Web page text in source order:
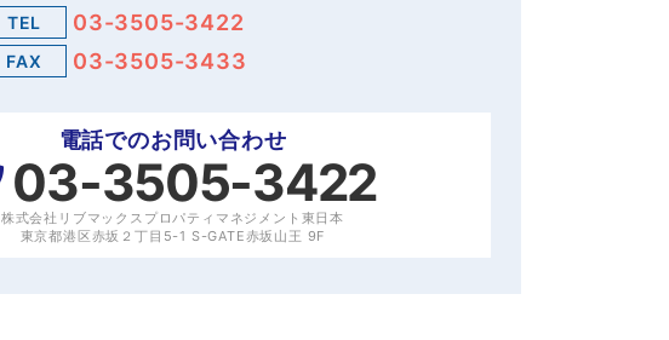
TEL 03-3505-3422
FAX 03-3505-3433
電話でのお問い合わせ
03-3505-3422
株式会社リブマックスプロパティマネジメント東日本
東京都港区赤坂２丁目5-1 S-GATE赤坂山王 9F